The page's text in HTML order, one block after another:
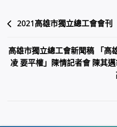
文
導
覽
2021高雄市獨立總工會會刊
高雄市獨立總工會新聞稿 「高
凌 要平權」陳情記者會 陳其